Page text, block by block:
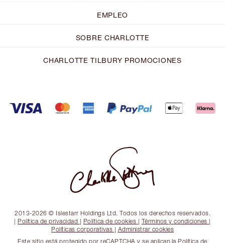
EMPLEO
SOBRE CHARLOTTE
CHARLOTTE TILBURY PROMOCIONES
2013-2026 © Islestarr Holdings Ltd. Todos los derechos reservados.
| Política de privacidad | Política de cookies | Términos y condiciones |
Políticas corporativas | Administrar cookies
Este sitio está protegido por reCAPTCHA y se aplican la Política de